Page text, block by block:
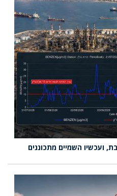
ועכשיו השמיים מתכוננים